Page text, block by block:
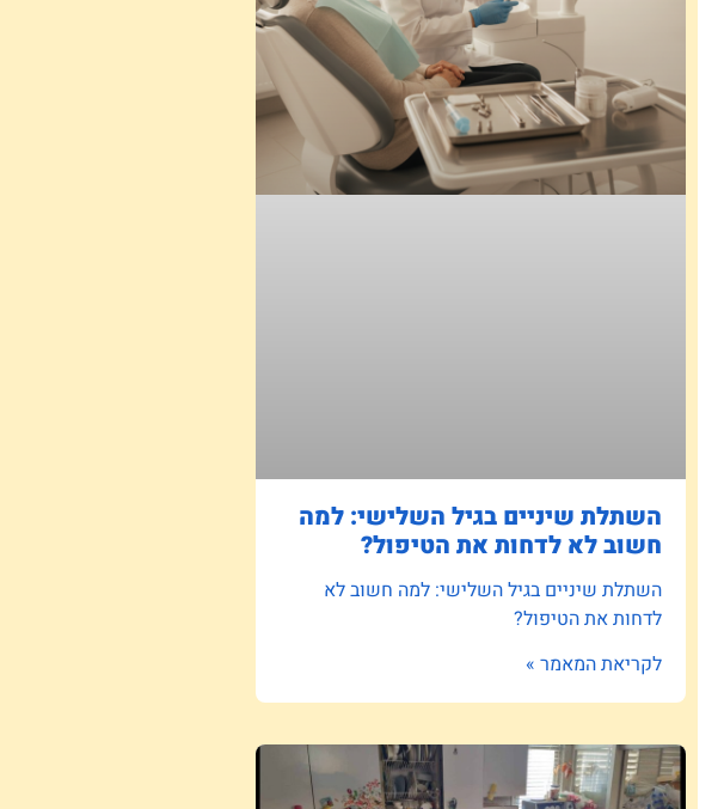
השתלת שיניים בגיל השלישי: למה
חשוב לא לדחות את הטיפול?
השתלת שיניים בגיל השלישי: למה חשוב לא
לדחות את הטיפול?
לקריאת המאמר »